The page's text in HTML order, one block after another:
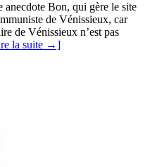
anecdote Bon, qui gère le site
de Vénissieux, car
de Vénissieux n’est pas
la suite →]